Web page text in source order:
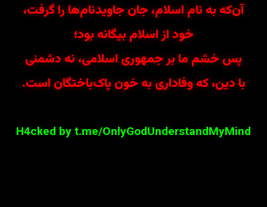
آن‌که به نام اسلام، جان جاویدنام‌ها را گرفت،
خود از اسلام بیگانه بود؛
پس خشم ما بر جمهوری اسلامی، نه دشمنی
با دین، که وفاداری به خون پاک‌باختگان است.
H4cked by t.me/OnlyGodUnderstandMyMind